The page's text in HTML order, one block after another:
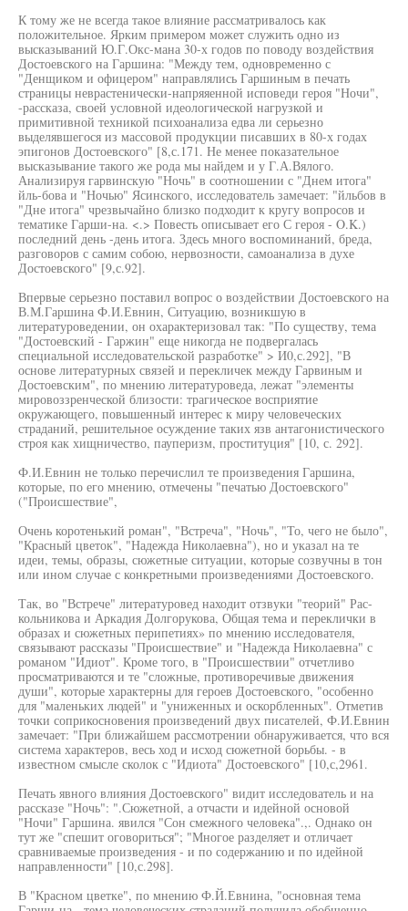
К тому же не всегда такое влияние рассматривалось как
положительное. Ярким примером может служить одно из
высказываний Ю.Г.Окс-мана 30-х годов по поводу воздействия
Достоевского на Гаршина: "Между тем, одновременно с
"Денщиком и офицером" направлялись Гаршиным в печать
страницы неврастенически-напряяенной исповеди героя "Ночи",
-рассказа, своей условной идеологической нагрузкой и
примитивной техникой психоанализа едва ли серьезно
выделявшегося из массовой продукции писавших в 80-х годах
эпигонов Достоевского" [8,с.171. Не менее показательное
высказывание такого же рода мы найдем и у Г.А.Вялого.
Анализируя гарвинскую "Ночь" в соотношении с "Днем итога"
йль-бова и "Ночью" Ясинского, исследователь замечает: "йльбов в
"Дне итога" чрезвычайно близко подходит к кругу вопросов и
тематике Гарши-на. <.> Повесть описывает его С героя - O.K.)
последний день -день итога. Здесь много воспоминаний, бреда,
разговоров с самим собою, нервозности, самоанализа в духе
Достоевского" [9,с.92].
Впервые серьезно поставил вопрос о воздействии Достоевского на
В.М.Гаршина Ф.И.Евнин, Ситуацию, возникшую в
литературоведении, он охарактеризовал так: "По существу, тема
"Достоевский - Гаржин" еще никогда не подвергалась
специальной исследовательской разработке" > И0,с.292], "В
основе литературных связей и перекличек между Гарвиным и
Достоевским", по мнению литературоведа, лежат "элементы
мировоззренческой близости: трагическое восприятие
окружающего, повышенный интерес к миру человеческих
страданий, решительное осуждение таких язв антагонистического
строя как хищничество, пауперизм, проституция" [10, с. 292].
Ф.И.Евнин не только перечислил те произведения Гаршина,
которые, по его мнению, отмечены "печатью Достоевского"
("Происшествие",
Очень коротенький роман", "Встреча", "Ночь", "То, чего не было",
"Красный цветок", "Надежда Николаевна"), но и указал на те
идеи, темы, образы, сюжетные ситуации, которые созвучны в тон
или ином случае с конкретными произведениями Достоевского.
Так, во "Встрече" литературовед находит отзвуки "теорий" Рас-
кольникова и Аркадия Долгорукова, Общая тема и переклички в
образах и сюжетных перипетиях» по мнению исследователя,
связывают рассказы "Происшествие" и "Надежда Николаевна" с
романом "Идиот". Кроме того, в "Происшествии" отчетливо
просматриваются и те "сложные, противоречивые движения
души", которые характерны для героев Достоевского, "особенно
для "маленьких людей" и "униженных и оскорбленных". Отметив
точки соприкосновения произведений двух писателей, Ф.И.Евнин
замечает: "При ближайшем рассмотрении обнаруживается, что вся
система характеров, весь ход и исход сюжетной борьбы. - в
известном смысле сколок с "Идиота" Достоевского" [10,с,2961.
Печать явного влияния Достоевского" видит исследователь и на
рассказе "Ночь": ".Сюжетной, а отчасти и идейной основой
"Ночи" Гаршина. явился "Сон смежного человека".,. Однако он
тут же "спешит оговориться"; "Многое разделяет и отличает
сравниваемые произведения - и по содержанию и по идейной
направленности" [10,с.298].
В "Красном цветке", по мнению Ф.Й.Евнина, "основная тема